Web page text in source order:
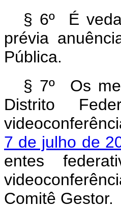
§ 6º É
prévia
Pública.
§ 7º Os
Distrito
7 de julho de
entes
Comitê Gestor.